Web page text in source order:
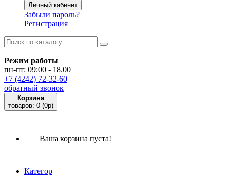
Забыли пароль?
Регистрация
Режим работы
пн-пт: 09:00 - 18.00
+7 (4242) 72-32-60
обратный звонок
Корзина
товаров: 0 (0p)
Ваша корзина пуста!
Категор